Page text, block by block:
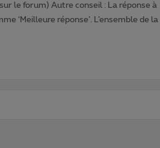
le forum) Autre conseil : La réponse à
‘Meilleure réponse’. L’ensemble de la